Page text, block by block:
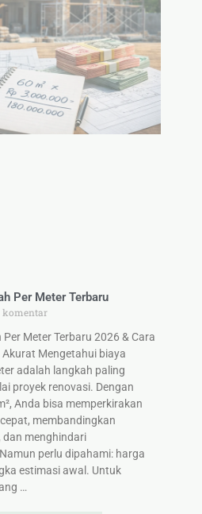
Per Meter Terbaru
komentar
Meter Terbaru 2026 & Cara
Akurat Mengetahui biaya
adalah langkah paling
proyek renovasi. Dengan
Anda bisa memperkirakan
membandingkan
menghindari
perlu dipahami: harga
estimasi awal. Untuk
…